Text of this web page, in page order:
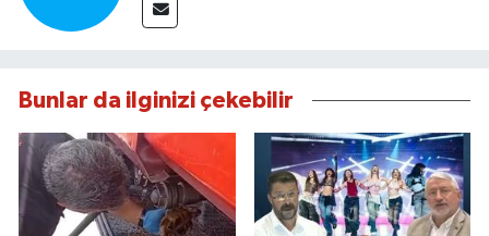
Bunlar da ilginizi çekebilir